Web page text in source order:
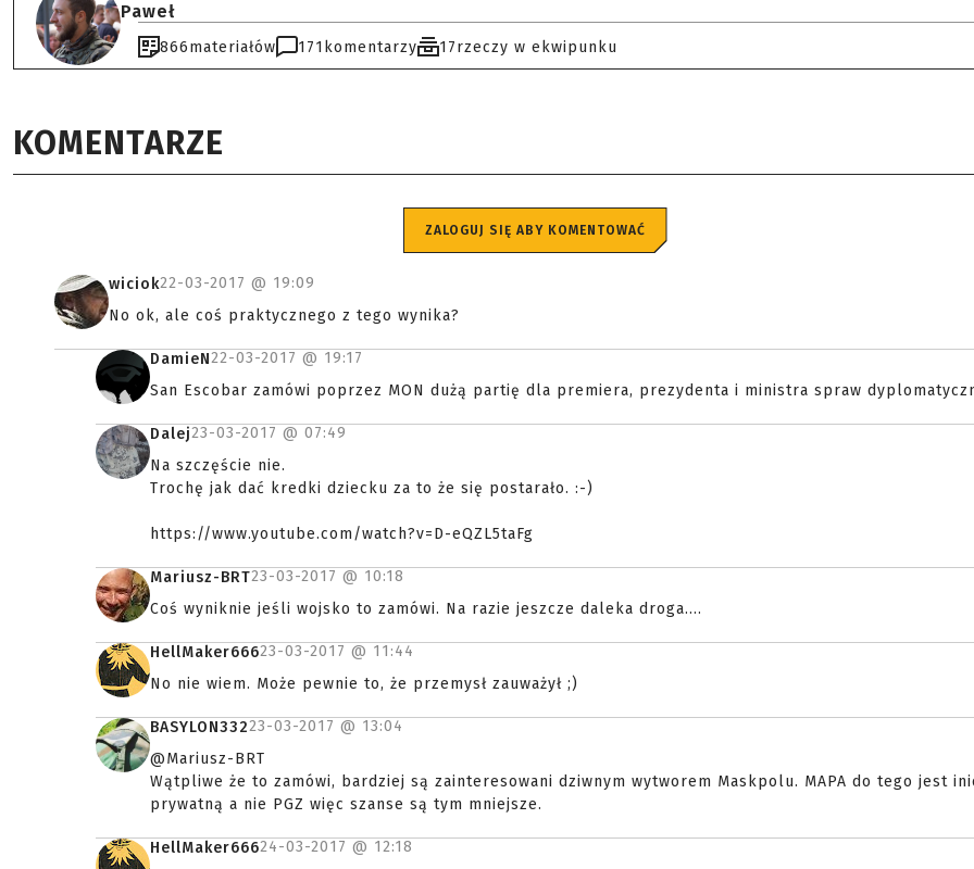
Paweł
866materiałów 171 komentarzy 17rzeczy w ekwipunku
KOMENTARZE
ZALOGUJ SIĘ ABY KOMENTOWAĆ
wiciok22-03-2017 @ 19:09
No ok, ale coś praktycznego z tego wynika?
DamieN22-03-2017 @ 19:17
San Escobar zamówi poprzez MON dużą partię dla premiera, prezydenta i ministra spraw
Dalej23-03-2017 @ 07:49
Na szczęście nie.
Trochę jak dać kredki dziecku za to że się postarało. :-)
https://www.youtube.com/watch?v=D-eQZL5taFg
Mariusz-BRT23-03-2017 @ 10:18
Coś wyniknie jeśli wojsko to zamówi. Na razie jeszcze daleka droga....
HellMaker66623-03-2017 @ 11:44
No nie wiem. Może pewnie to, że przemysł zauważył ;)
BASYLON33223-03-2017 @ 13:04
@Mariusz-BRT
Wątpliwe że to zamówi, bardziej są zainteresowani dziwnym wytworem Maskpolu. MAPA do tego jest
prywatną a nie PGZ więc szanse są tym mniejsze.
HellMaker66624-03-2017 @ 12:18